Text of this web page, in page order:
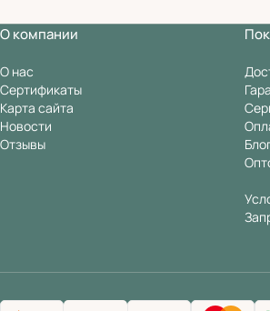
О компании
О нас
Сертификаты
Карта сайта
Новости
Отзывы